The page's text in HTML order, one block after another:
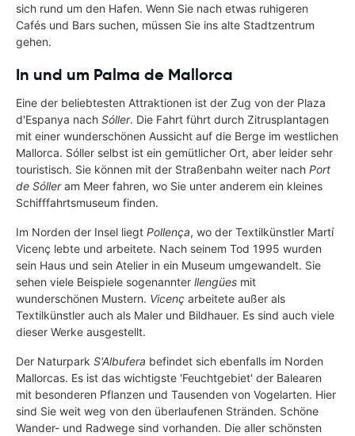
sich rund um den Hafen. Wenn Sie nach etwas ruhigeren
Cafés und Bars suchen, müssen Sie ins alte Stadtzentrum
gehen.
In und um Palma de Mallorca
Eine der beliebtesten Attraktionen ist der Zug von der Plaza
d'Espanya nach Sóller. Die Fahrt führt durch Zitrusplantagen
mit einer wunderschönen Aussicht auf die Berge im westlichen
Mallorca. Sóller selbst ist ein gemütlicher Ort, aber leider sehr
touristisch. Sie können mit der Straßenbahn weiter nach Port
de Sólleram Meer fahren, wo Sie unter anderem ein kleines
Schifffahrtsmuseum finden.
Im Norden der Insel liegt Pollença, wo der Textilkünstler Martí
Vicenç lebte und arbeitete. Nach seinem Tod 1995 wurden
sein Haus und sein Atelier in ein Museum umgewandelt. Sie
sehen viele Beispiele sogenannter llengües mit
wunderschönen Mustern. Vicenç arbeitete außer als
Textilkünstler auch als Maler und Bildhauer. Es sind auch viele
dieser Werke ausgestellt.
Der Naturpark S'Albufera befindet sich ebenfalls im Norden
Mallorcas. Es ist das wichtigste 'Feuchtgebiet' der Balearen
mit besonderen Pflanzen und Tausenden von Vogelarten. Hier
sind Sie weit weg von den überlaufenen Stränden. Schöne
Wander- und Radwege sind vorhanden. Die aller schönsten